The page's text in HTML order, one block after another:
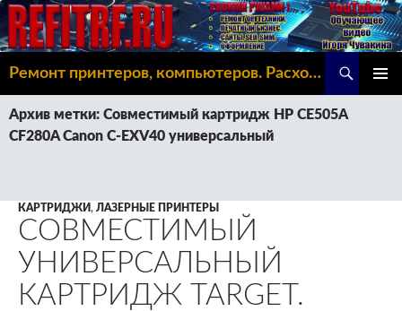
Ремонт принтеров, компьютеров. Расходка, Omoda C5
К
СОДЕРЖИМОМУ
Архив метки: Совместимый картридж HP CE505A
CF280A Canon C-EXV40 универсальный
КАРТРИДЖИ, ЛАЗЕРНЫЕ ПРИНТЕРЫ
СОВМЕСТИМЫЙ
УНИВЕРСАЛЬНЫЙ
КАРТРИДЖ TARGET.